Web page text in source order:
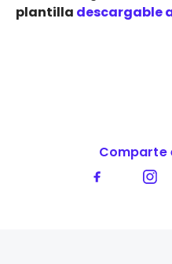
plantilla descargable
Comparte